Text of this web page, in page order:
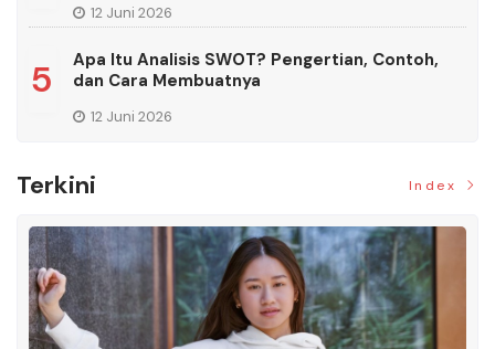
12 Juni 2026
5
Apa Itu Analisis SWOT? Pengertian, Contoh,
dan Cara Membuatnya
12 Juni 2026
Terkini Index